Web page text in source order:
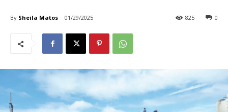
By Sheila Matos 01/29/2025 0
825